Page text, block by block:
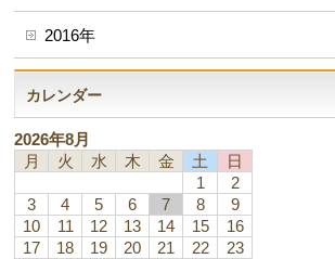
2016年
カレンダー
2026年8月
月
火 水 木 金 土 日
1
2
3
4 5 6 7 8
9
10
11 12 13 14 15
16
17
18 19 20 21 22
23